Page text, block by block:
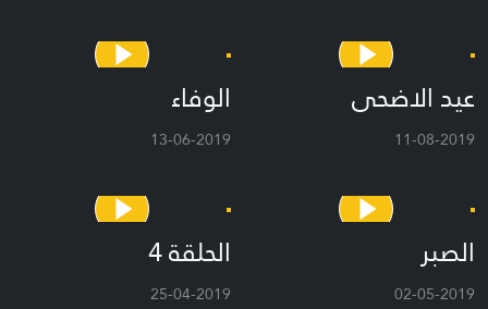
عيد الاضحى
11-08-2019
الوفاء
13-06-2019
الصبر
02-05-2019
الحلقة 4
25-04-2019